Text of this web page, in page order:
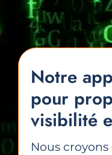
Notre
pour
visibilité
Nous